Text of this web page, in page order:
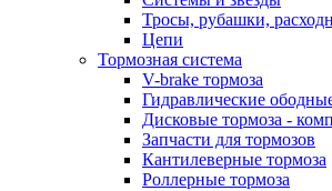
Тросы, рубашки,
Цепи
Тормозная система
V-brake тормоза
Гидравлические
Дисковые тормоза -
Запчасти для тормозов
Кантилеверные тормоза
Роллерные тормоза